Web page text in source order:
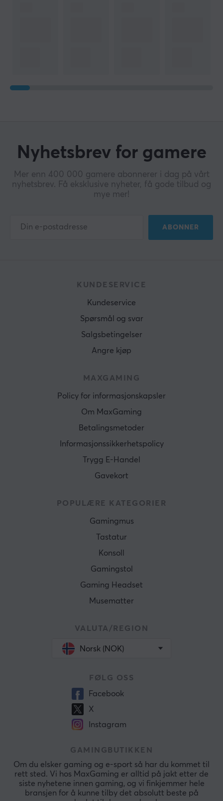
Nyhetsbrev for gamere
Mer enn 400 000 gamere abonnerer i dag på vårt
nyhetsbrev. Få eksklusive nyheter, få gode tilbud og
mye mer!
ABONNER
KUNDESERVICE
Kundeservice
Spørsmål og svar
Salgsbetingelser
Angre kjøp
MAXGAMING
Policy for informasjonskapsler
Om MaxGaming
Betalingsmetoder
Informasjonssikkerhetspolicy
Trygg E-Handel
Gavekort
POPULÆRE KATEGORIER
Gamingmus
Tastatur
Konsoll
Gamingstol
Gaming Headset
Musematter
VALUTA/REGION
Norsk (NOK)
FØLG OSS
Facebook
X
Instagram
GAMINGBUTIKKEN
Om du elsker gaming og e-sport så har du kommet til
rett sted. Vi hos MaxGaming er alltid på jakt etter de
siste nyhetene innen gaming, og vi finkjemmer hele
bransjen for å kunne tilby det absolutt beste på